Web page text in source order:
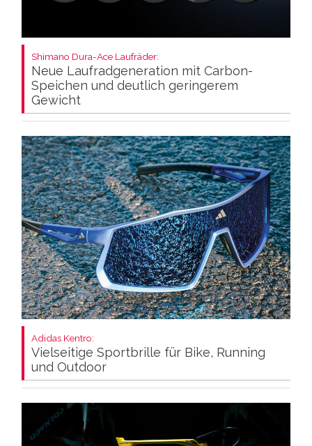
Shimano Dura-Ace Laufräder:
Neue Laufradgeneration mit Carbon-
Speichen und deutlich geringerem
Gewicht
Adidas Kentro:
Vielseitige Sportbrille für Bike, Running
und Outdoor